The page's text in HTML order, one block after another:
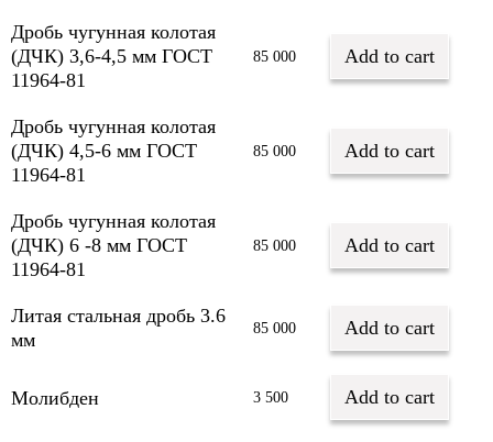
Дробь чугунная колотая
(ДЧК) 3,6-4,5 мм ГОСТ
11964-81
85 000 Add to cart
Дробь чугунная колотая
(ДЧК) 4,5-6 мм ГОСТ
11964-81
85 000 Add to cart
Дробь чугунная колотая
(ДЧК) 6 -8 мм ГОСТ
11964-81
85 000 Add to cart
Литая стальная дробь 3.6
мм
85 000 Add to cart
Молибден 3 500 Add to cart